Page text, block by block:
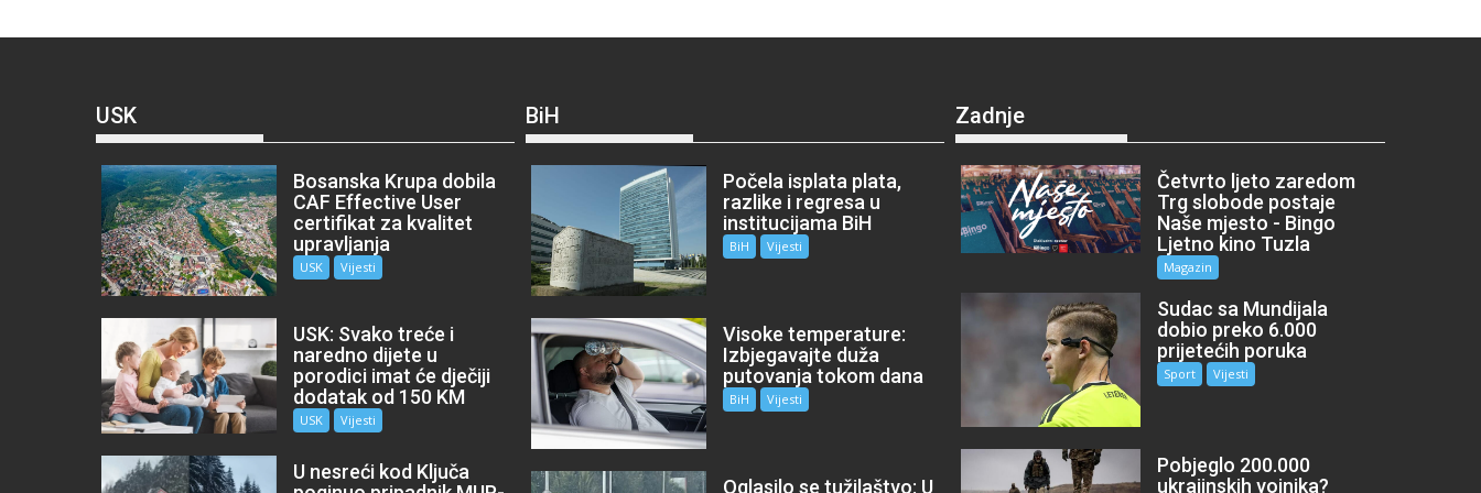
USK
Bosanska Krupa dobila
CAF Effective User
certifikat za kvalitet
upravljanja
USK Vijesti
USK: Svako treće i
naredno dijete u
porodici imat će dječiji
dodatak od 150 KM
USK Vijesti
U nesreći kod Ključa
BiH
Počela isplata plata,
razlike i regresa u
institucijama BiH
BiH Vijesti
Visoke temperature:
Izbjegavajte duža
putovanja tokom dana
BiH Vijesti
Oglasilo se tužilaštvo: U
Zadnje
Četvrto ljeto zaredom
Trg slobode postaje
Naše mjesto - Bingo
Ljetno kino Tuzla
Magazin
Sudac sa Mundijala
dobio preko 6.000
prijetećih poruka
Sport Vijesti
Pobjeglo 200.000
ukrajinskih vojnika?